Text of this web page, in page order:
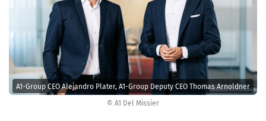
© A1 Del Missier
A1-Group CEO Alejandro Plater, A1-Group Deputy CEO Thomas Arnoldner